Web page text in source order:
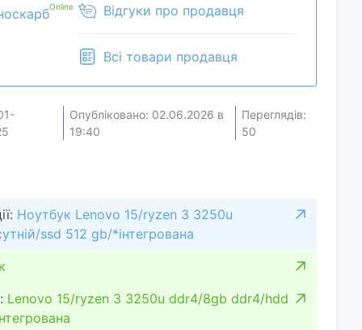
Online Відгуки про продавця
Всі товари продавця
Опубліковано: 02.06.2026 в
19:40
Переглядів:
50
Ноутбук Lenovo 15/ryzen 3 3250u
ssd 512 gb/*інтегрована
Lenovo 15/ryzen 3 3250u ddr4/8gb ddr4/hdd